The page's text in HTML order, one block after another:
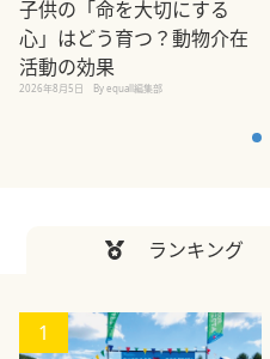
子供の「命を大切にする
心」はどう育つ？動物介在
活動の効果
2026年8月5日 By equall編集部
ランキング
1